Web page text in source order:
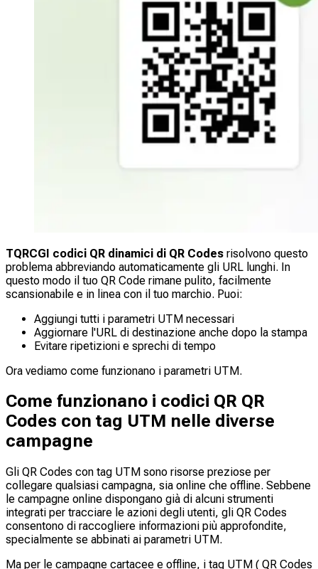
TQRCGI codici QR dinamici di QR Codes risolvono questo
problema abbreviando automaticamente gli URL lunghi. In
questo modo il tuo QR Code rimane pulito, facilmente
scansionabile e in linea con il tuo marchio. Puoi:
Aggiungi tutti i parametri UTM necessari
Aggiornare l'URL di destinazione anche dopo la stampa
Evitare ripetizioni e sprechi di tempo
Ora vediamo come funzionano i parametri UTM.
Come funzionano i codici QR QR
Codes con tag UTM nelle diverse
campagne
Gli QR Codes con tag UTM sono risorse preziose per
collegare qualsiasi campagna, sia online che offline. Sebbene
le campagne online dispongano già di alcuni strumenti
integrati per tracciare le azioni degli utenti, gli QR Codes
consentono di raccogliere informazioni più approfondite,
specialmente se abbinati ai parametri UTM.
Ma per le campagne cartacee e offline, i tag UTM ( QR Codes